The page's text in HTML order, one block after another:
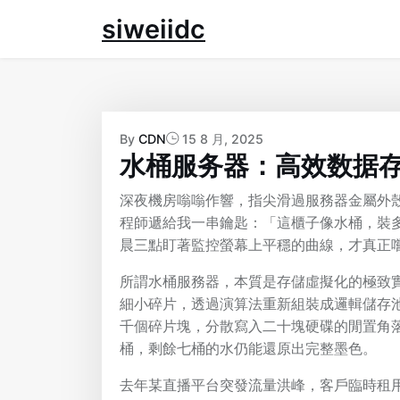
siweiidc
By CDN 15 8 月, 2025
水桶服务器：高效数据
深夜機房嗡嗡作響，指尖滑過服務器金屬
程師遞給我一串鑰匙：「這櫃子像水桶，
晨三點盯著監控螢幕上平穩的曲線，才真正
所謂水桶服務器，本質是存儲虛擬化的極
細小碎片，透過演算法重新組裝成邏輯儲存
千個碎片塊，分散寫入二十塊硬碟的閒置
桶，剩餘七桶的水仍能還原出完整墨色。
去年某直播平台突發流量洪峰，客戶臨時